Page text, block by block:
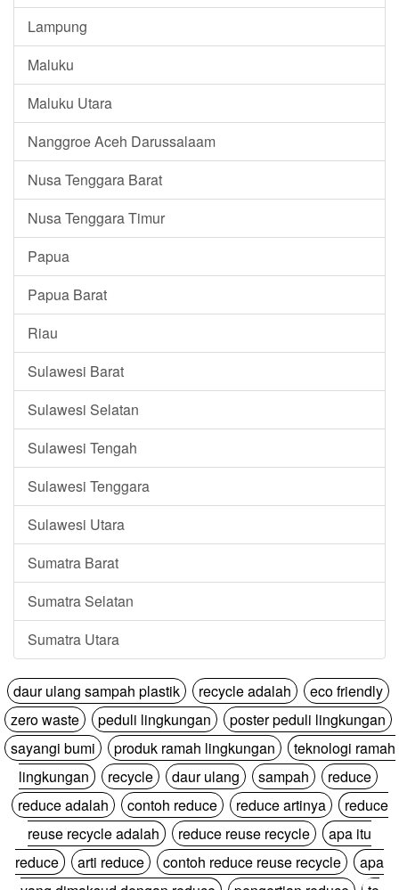
Lampung
Maluku
Maluku Utara
Nanggroe Aceh Darussalaam
Nusa Tenggara Barat
Nusa Tenggara Timur
Papua
Papua Barat
Riau
Sulawesi Barat
Sulawesi Selatan
Sulawesi Tengah
Sulawesi Tenggara
Sulawesi Utara
Sumatra Barat
Sumatra Selatan
Sumatra Utara
daur ulang sampah plastik recycle adalah
eco friendly
zero waste
peduli lingkungan
poster peduli lingkungan
sayangi bumi
produk ramah lingkungan
teknologi ramah
lingkungan
recycle daur ulang sampah
reduce
reduce adalah
contoh reduce reduce artinya
reduce
reuse recycle adalah
reduce reuse recycle
apa itu
reduce
arti reduce contoh reduce reuse recycle
apa